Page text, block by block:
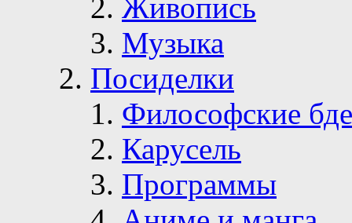
Живопись
Музыка
Посиделки
Философские
Карусель
Программы